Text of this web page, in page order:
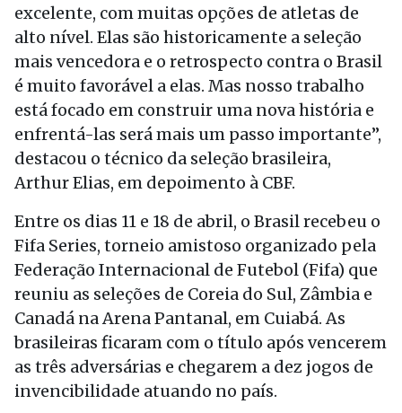
excelente, com muitas opções de atletas de
alto nível. Elas são historicamente a seleção
mais vencedora e o retrospecto contra o Brasil
é muito favorável a elas. Mas nosso trabalho
está focado em construir uma nova história e
enfrentá-las será mais um passo importante”,
destacou o técnico da seleção brasileira,
Arthur Elias, em depoimento à CBF.
Entre os dias 11 e 18 de abril, o Brasil recebeu o
Fifa Series, torneio amistoso organizado pela
Federação Internacional de Futebol (Fifa) que
reuniu as seleções de Coreia do Sul, Zâmbia e
Canadá na Arena Pantanal, em Cuiabá. As
brasileiras ficaram com o título após vencerem
as três adversárias e chegarem a dez jogos de
invencibilidade atuando no país.